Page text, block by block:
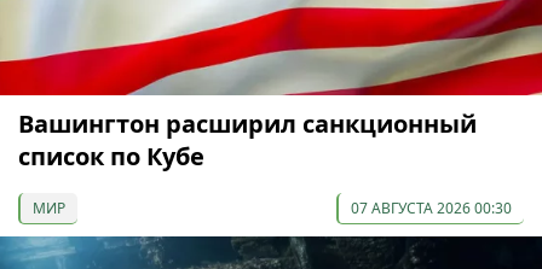
Вашингтон расширил санкционный
список по Кубе
МИР 07 АВГУСТА 2026 00:30